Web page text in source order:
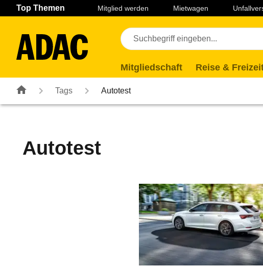
Navigation Seiteninhalt Fußzeile
Top Themen Mitglied werden Mietwagen
Mitgliedschaft Reise &
Tags Autotest
Autotest